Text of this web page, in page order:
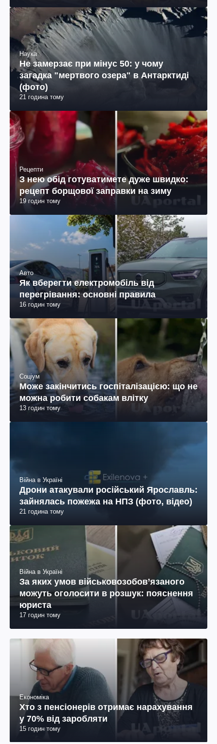
Наука
Не замерзає при мінус 50: у чому
загадка "мертвого озера" в Антарктиді
(фото)
21 година тому
Рецепти
З нею обід готуватимете дуже швидко:
рецепт борщової заправки на зиму
19 годин тому
Авто
Як вберегти електромобіль від
перегрівання: основні правила
16 годин тому
Соціум
Може закінчитись госпіталізацією: що не
можна робити собакам влітку
13 годин тому
Війна в Україні
Дрони атакували російський Ярославль:
зайнялась пожежа на НПЗ (фото, відео)
21 година тому
Війна в Україні
За яких умов військовозобов’язаного
можуть оголосити в розшук: пояснення
юриста
17 годин тому
Економіка
Хто з пенсіонерів отримає нарахування
у 70% від заробляти
15 годин тому